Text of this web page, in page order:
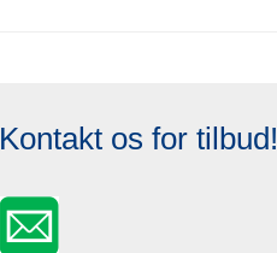
Kontakt os for tilbud!